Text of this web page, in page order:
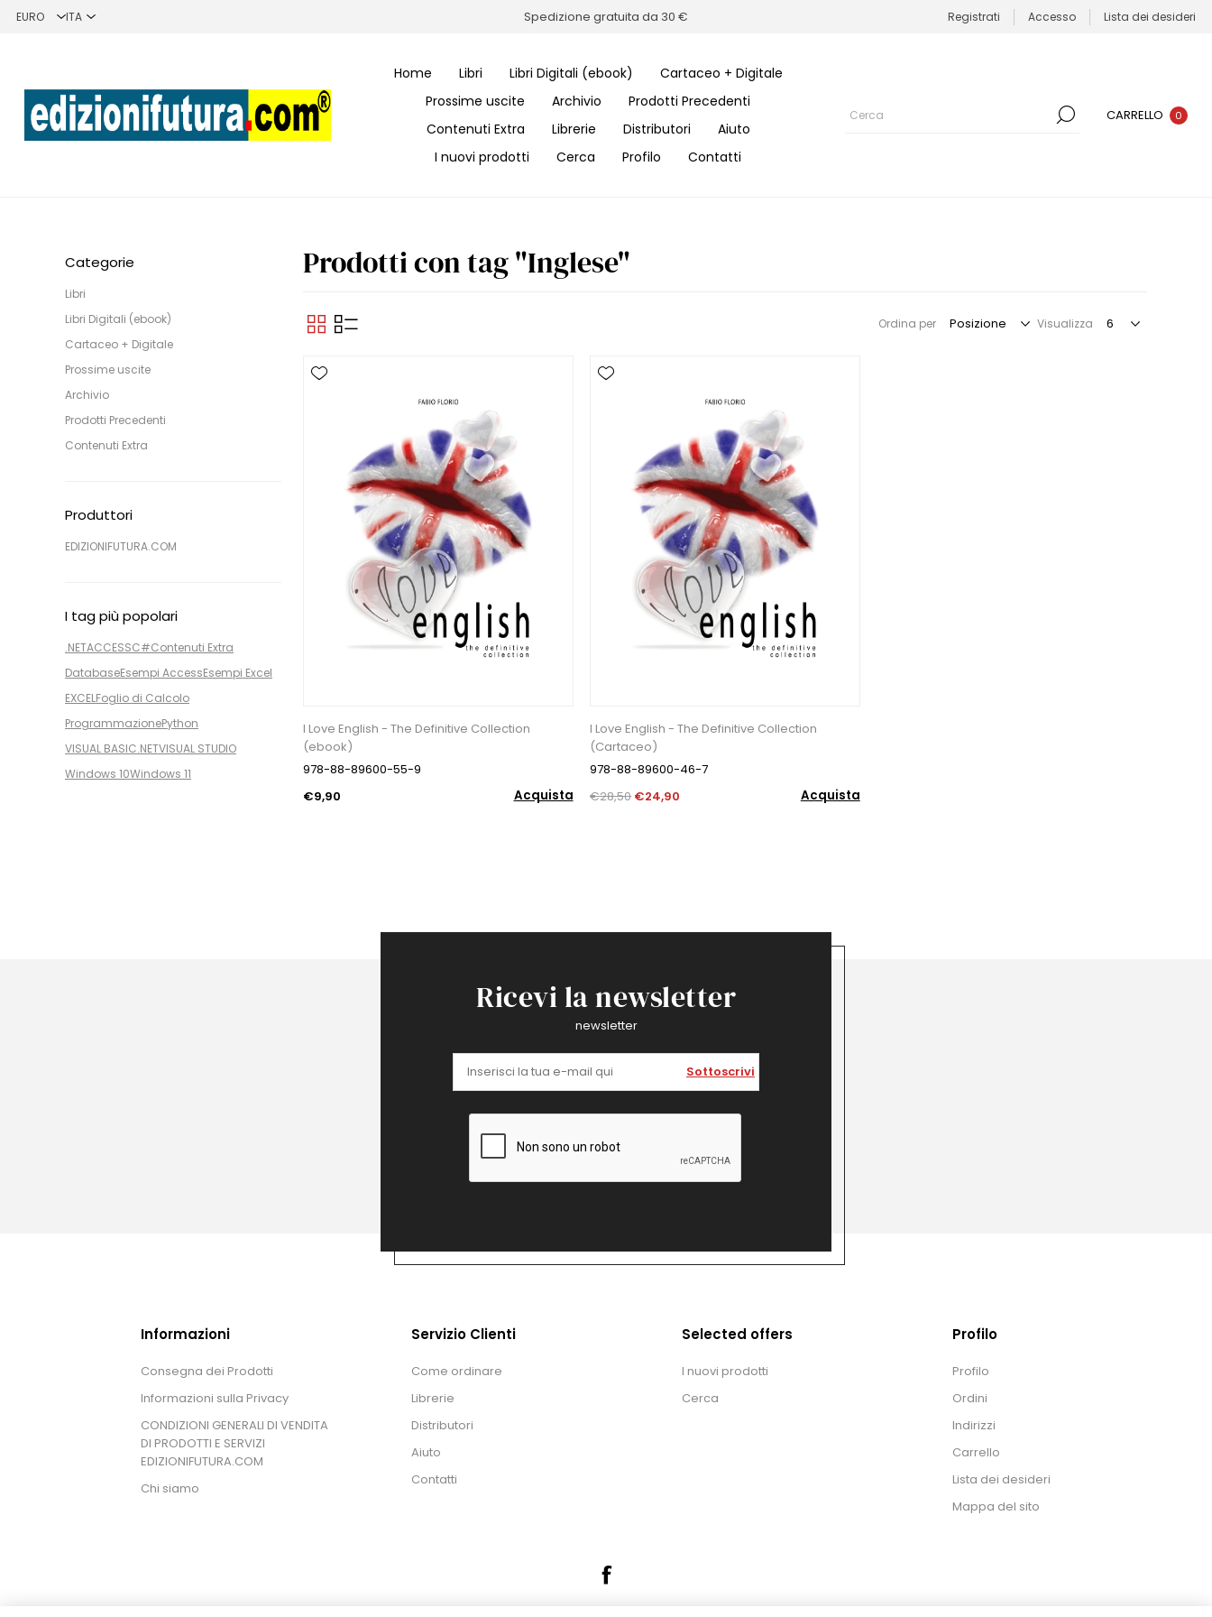
Spedizione gratuita da 30 € Registrati Accesso Lista dei desideri
Home Libri Libri Digitali (ebook)
Cartaceo + Digitale
Prossime uscite
Archivio
Prodotti Precedenti
Contenuti Extra
Librerie Distributori
Aiuto
I nuovi prodotti
Cerca Profilo Contatti
CARRELLO 0
Categorie
Libri
Libri Digitali (ebook)
Cartaceo + Digitale
Prossime uscite
Archivio
Prodotti Precedenti
Contenuti Extra
Produttori
EDIZIONIFUTURA.COM
I tag più popolari
.NETACCESSC#Contenuti Extra
DatabaseEsempi AccessEsempi Excel
EXCELFoglio di Calcolo
ProgrammazionePython
VISUAL BASIC.NETVISUAL STUDIO
Windows 10Windows 11
Prodotti con tag "Inglese"
Ordina per Visualizza
I Love English - The Definitive Collection
(ebook)
978-88-89600-55-9
€9,90
Acquista
I Love English - The Definitive Collection
(Cartaceo)
978-88-89600-46-7
€28,50€24,90 Acquista
Ricevi la newsletter
newsletter
Sottoscrivi
Informazioni
Consegna dei Prodotti
Informazioni sulla Privacy
CONDIZIONI GENERALI DI VENDITA
DI PRODOTTI E SERVIZI
EDIZIONIFUTURA.COM
Chi siamo
Servizio Clienti
Come ordinare
Librerie
Distributori
Aiuto
Contatti
Selected offers
I nuovi prodotti
Cerca
Profilo
Profilo
Ordini
Indirizzi
Carrello
Lista dei desideri
Mappa del sito